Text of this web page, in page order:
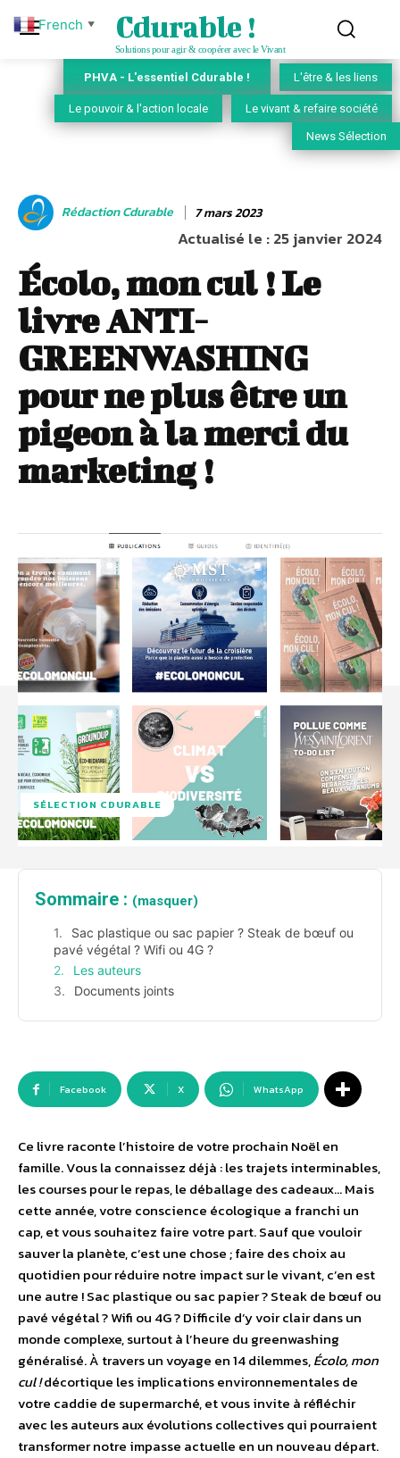
Cdurable !
Solutions pour agir & coopérer avec le Vivant
PHVA - L'essentiel Cdurable ! L'être & les liens
Le pouvoir & l'action locale Le vivant & refaire société
News Sélection
Rédaction Cdurable 7 mars 2023
Actualisé le :25 janvier 2024
Écolo, mon cul ! Le
livre ANTI-
GREENWASHING
pour ne plus être un
pigeon à la merci du
marketing !
SÉLECTION CDURABLE
Sommaire : (masquer)
Sac plastique ou sac papier ? Steak de bœuf ou
pavé végétal ? Wifi ou 4G ?
Les auteurs
Documents joints
Facebook X WhatsApp
Ce livre raconte l’histoire de votre prochain Noël en
famille. Vous la connaissez déjà : les trajets interminables,
les courses pour le repas, le déballage des cadeaux… Mais
cette année, votre conscience écologique a franchi un
cap, et vous souhaitez faire votre part. Sauf que vouloir
sauver la planète, c’est une chose ; faire des choix au
quotidien pour réduire notre impact sur le vivant, c’en est
une autre ! Sac plastique ou sac papier ? Steak de bœuf ou
pavé végétal ? Wifi ou 4G ? Difficile d’y voir clair dans un
monde complexe, surtout à l’heure du greenwashing
généralisé. À travers un voyage en 14 dilemmes,Écolo, mon
cul !décortique les implications environnementales de
votre caddie de supermarché, et vous invite à réfléchir
avec les auteurs aux évolutions collectives qui pourraient
transformer notre impasse actuelle en un nouveau départ.
French ▼